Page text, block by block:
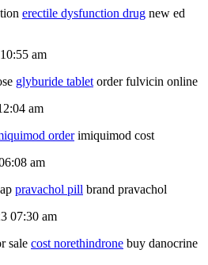
erectile dysfunction drug new ed
am
glyburide tablet order fulvicin online
am
orderimiquimod cost
am
pravachol pill brand pravachol
07:30 am
sale cost norethindrone buy danocrine